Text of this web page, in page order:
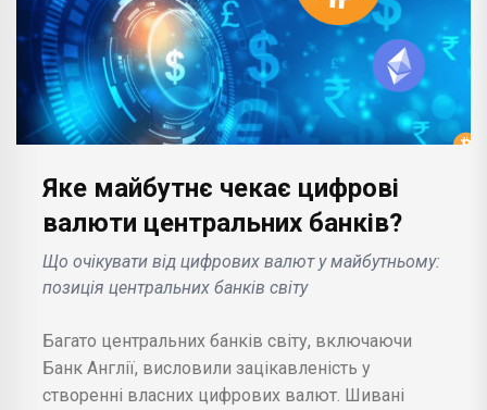
Яке майбутнє чекає цифрові
валюти центральних банків?
Що очікувати від цифрових валют у майбутньому:
позиція центральних банків світу
Багато центральних банків світу, включаючи
Банк Англії, висловили зацікавленість у
створенні власних цифрових валют. Шивані